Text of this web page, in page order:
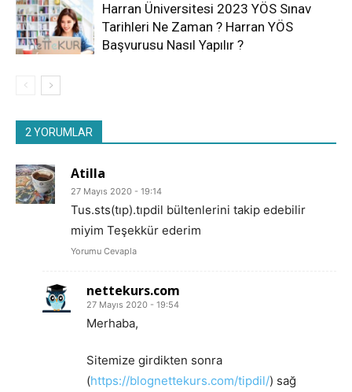
Harran Üniversitesi 2023 YÖS Sınav
Tarihleri Ne Zaman ? Harran YÖS
Başvurusu Nasıl Yapılır ?
2 YORUMLAR
Atilla
27 Mayıs 2020 - 19:14
Tus.sts(tıp).tıpdil bültenlerini takip edebilir
miyim Teşekkür ederim
Yorumu Cevapla
nettekurs.com
27 Mayıs 2020 - 19:54
Merhaba,
Sitemize girdikten sonra
(https://blognettekurs.com/tipdil/) sağ